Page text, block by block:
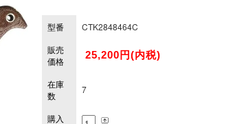
型番
CTK2848464C
販売
価格
25,200円(内税)
在庫
数
7
購入